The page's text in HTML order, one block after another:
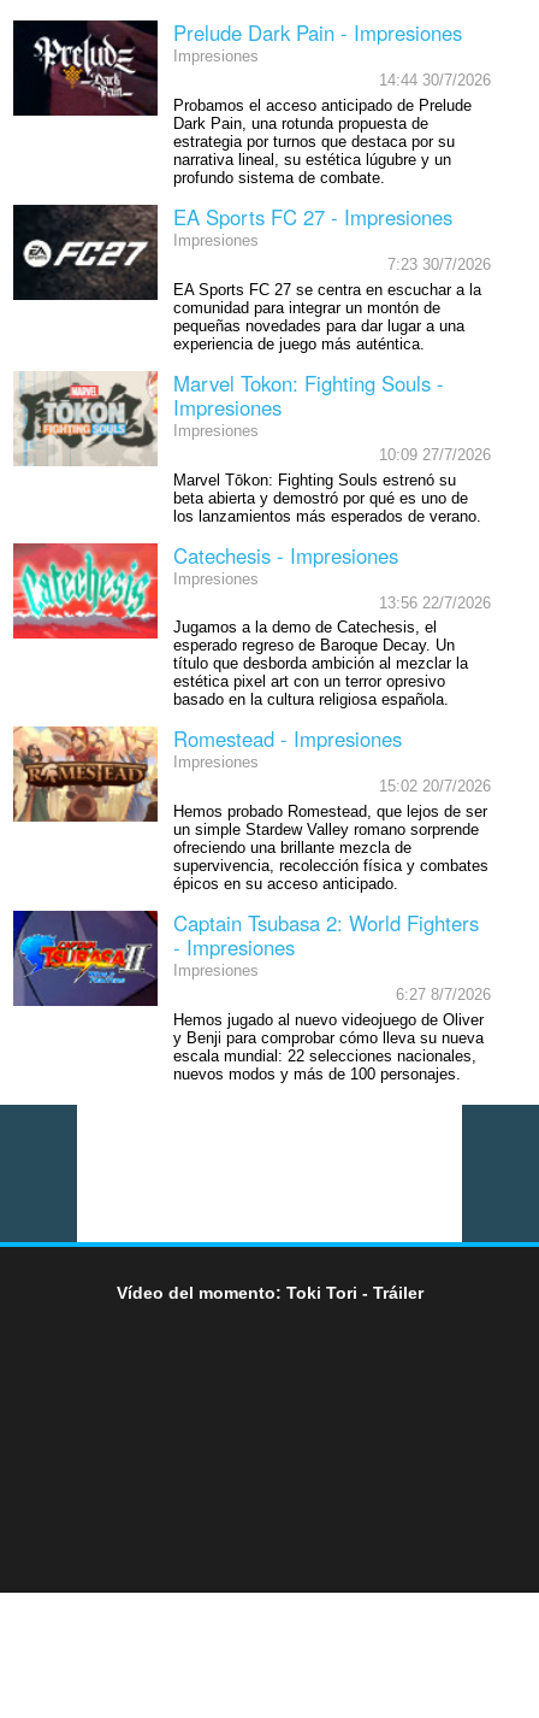
Prelude Dark Pain - Impresiones
Impresiones
14:44 30/7/2026
Probamos el acceso anticipado de Prelude
Dark Pain, una rotunda propuesta de
estrategia por turnos que destaca por su
narrativa lineal, su estética lúgubre y un
profundo sistema de combate.
EA Sports FC 27 - Impresiones
Impresiones
7:23 30/7/2026
EA Sports FC 27 se centra en escuchar a la
comunidad para integrar un montón de
pequeñas novedades para dar lugar a una
experiencia de juego más auténtica.
Marvel Tokon: Fighting Souls -
Impresiones
Impresiones
10:09 27/7/2026
Marvel Tōkon: Fighting Souls estrenó su
beta abierta y demostró por qué es uno de
los lanzamientos más esperados de verano.
Catechesis - Impresiones
Impresiones
13:56 22/7/2026
Jugamos a la demo de Catechesis, el
esperado regreso de Baroque Decay. Un
título que desborda ambición al mezclar la
estética pixel art con un terror opresivo
basado en la cultura religiosa española.
Romestead - Impresiones
Impresiones
15:02 20/7/2026
Hemos probado Romestead, que lejos de ser
un simple Stardew Valley romano sorprende
ofreciendo una brillante mezcla de
supervivencia, recolección física y combates
épicos en su acceso anticipado.
Captain Tsubasa 2: World Fighters
- Impresiones
Impresiones
6:27 8/7/2026
Hemos jugado al nuevo videojuego de Oliver
y Benji para comprobar cómo lleva su nueva
escala mundial: 22 selecciones nacionales,
nuevos modos y más de 100 personajes.
Vídeo del momento: Toki Tori - Tráiler